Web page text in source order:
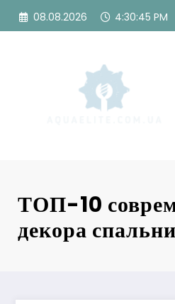
Перейти
08.08.2026 4:30:47 PM
ТОП-10
декора спальни